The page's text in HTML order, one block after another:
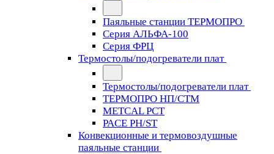
Паяльные станции ТЕРМОПРО
Серия АЛЬФА-100
Серия ФРЦ
Термостолы/подогреватели плат
Термостолы/подогреватели плат
ТЕРМОПРО НП/СТМ
METCAL PCT
PACE PH/ST
Конвекционные и термовоздушные
паяльные станции